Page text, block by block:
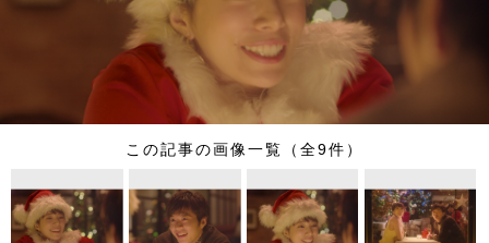
この記事の画像一覧（全9件）